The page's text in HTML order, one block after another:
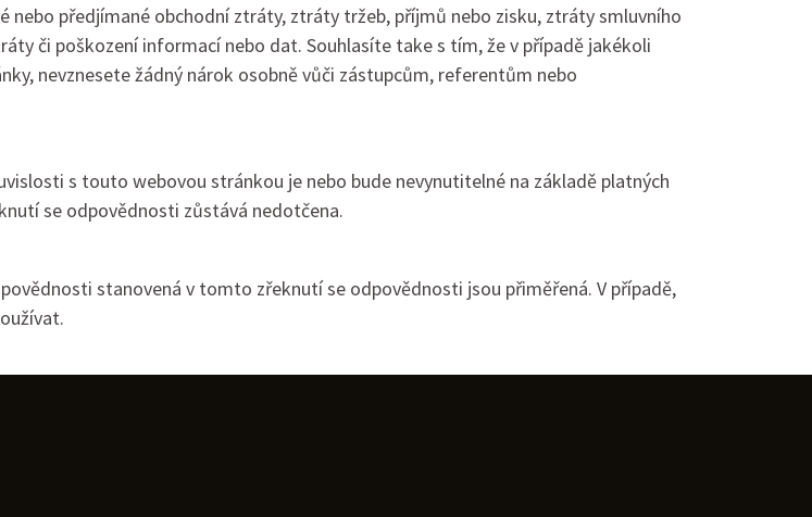
předjímané obchodní ztráty, ztráty tržeb, příjmů nebo zisku, ztráty smluvního
či poškození informací nebo dat. Souhlasíte take s tím, že v případě jakékoli
nevznesete žádný nárok osobně vůči zástupcům, referentům nebo
s touto webovou stránkou je nebo bude nevynutitelné na základě platných
se odpovědnosti zůstává nedotčena.
stanovená v tomto zřeknutí se odpovědnosti jsou přiměřená. V případě,